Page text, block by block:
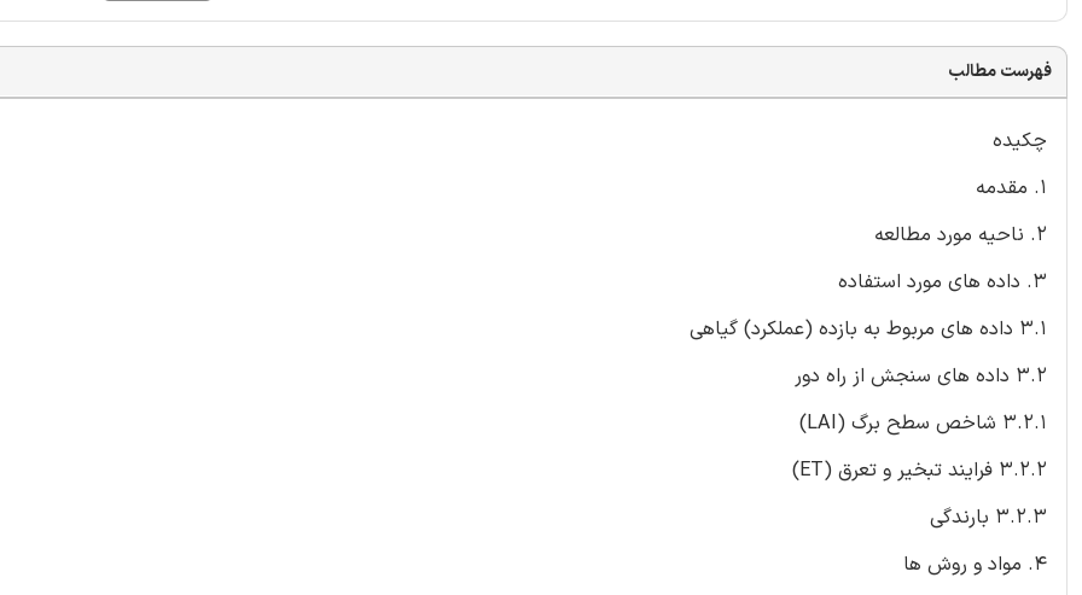
فهرست مطالب
چکیده
1. مقدمه
2. ناحیه مورد مطالعه
3. داده های مورد استفاده
3.1 داده های مربوط به بازده (عملکرد) گیاهی
3.2 داده های سنجش از راه دور
3.2.1 شاخص سطح برگ (LAI)
3.2.2 فرایند تبخیر و تعرق (ET)
3.2.3 بارندگی
4. مواد و روش ها